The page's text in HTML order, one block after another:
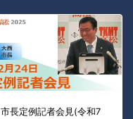
市長定例記者会見(令和7